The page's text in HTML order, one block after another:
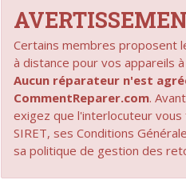
Certains membres proposent
à distance pour vos appareils
Aucun réparateur n'est
CommentReparer.com.
exigez que l'interlocuteur
SIRET, ses Conditions
sa politique de gestion des